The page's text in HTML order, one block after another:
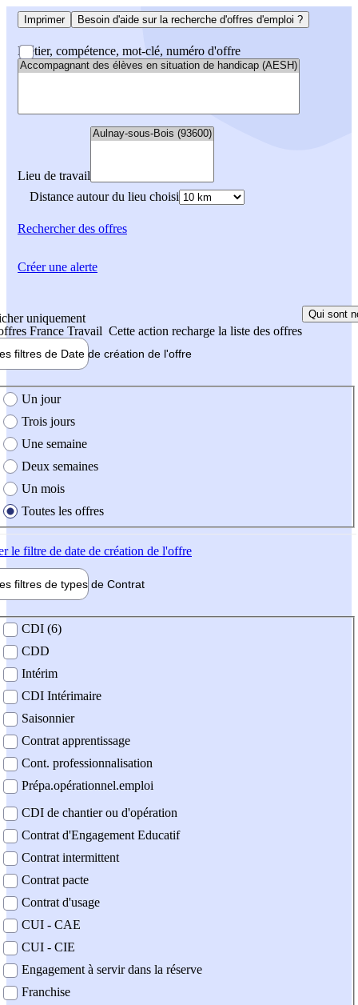
Imprimer Besoin d'aide sur la recherche d'offres d'emploi ?
Métier, compétence, mot-clé, numéro d'offre
Lieu de travail
Distance autour du lieu choisi
Rechercherdes offres
uniquement
France Travail Cette action recharge la liste des offres
Qui sont
filtres de Date de création de l'offre
création de l'offre
Un jour
Trois jours
Une semaine
Deux semaines
Un mois
Toutes les offres
le filtre de date de création de l'offre
filtres de types de Contrat
contrat
CDI (6)
CDD
Intérim
CDI Intérimaire
Saisonnier
Contrat apprentissage
Cont. professionnalisation
Prépa.opérationnel.emploi
CDI de chantier ou d'opération
Contrat d'Engagement Educatif
Contrat intermittent
Contrat pacte
Contrat d'usage
CUI - CAE
CUI - CIE
Engagement à servir dans la réserve
Franchise
Créer une alerte